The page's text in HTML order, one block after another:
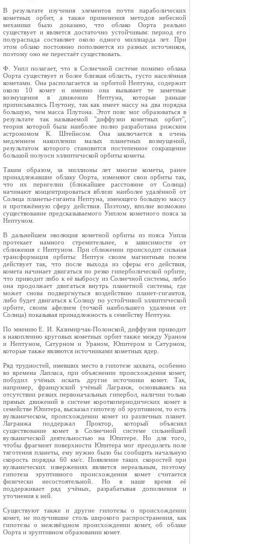
В результате изучения элементов почти параболических
кометных орбит, а также применения методов небесной
механики было доказано, что облако Оорта реально
существует и является достаточно устойчивым: период его
полураспада составляет около одного миллиарда лет. При
этом облако постоянно пополняется из разных источников,
поэтому оно не перестаёт существовать.
Ф. Уипл полагает, что в Солнечной системе помимо облака
Оорта существует и более близкая область, густо населённая
кометами. Она располагается за орбитой Нептуна, содержит
около 10 комет и именно она вызывает те заметные
возмущения в движении Нептуна, которые раньше
приписывались Плутону, так как имеет массу на два порядка
большую, чем масса Плутона. Этот пояс мог образоваться в
результате так называемой "диффузии кометных орбит",
теория которой была наиболее полно разработана рижским
астрономом К. Штейнсом. Она заключается в очень
медленном накоплении малых планетных возмущений,
результатом которого становится постепенное сокращение
большой полуоси эллиптической орбиты кометы.
Таким образом, за миллионы лет многие кометы, ранее
принадлежавшие облаку Оорта, изменяют свои орбиты так,
что их перигелии (ближайшее расстояние от Солнца)
начинают концентрироваться вблизи наиболее удалённой от
Солнца планеты-гиганта Нептуна, имеющего большую массу
и протяжённую сферу действия. Поэтому, вполне возможно
существование предсказываемого Уиплом кометного пояса за
Нептуном.
В дальнейшем эволюция кометной орбиты из пояса Уипла
протекает намного стремительнее, в зависимости от
сближения с Нептуном. При сближении происходит сильная
трансформация орбиты: Нептун своим магнитным полем
действует так, что после выхода из сферы его действия,
комета начинает двигаться по резко гиперболической орбите,
что приводит либо к её выбросу из Солнечной системы, либо
она продолжает двигаться внутрь планетной системы, где
может снова подвергнуться воздействию планет-гигантов,
либо будет двигаться к Солнцу по устойчивой эллиптической
орбите, своим афелием (точкой наибольшего удаления от
Солнца) показывая принадлежность к семейству Нептуна.
По мнению Е. И. Казимирчак-Полонской, диффузия приводит
к накоплению круговых кометных орбит также между Ураном
и Нептуном, Сатурном и Ураном, Юпитером и Сатурном,
которые также являются источниками кометных ядер.
Ряд трудностей, имевших место в гипотезе захвата, особенно
во времена Лапласа, при объяснении происхождения комет,
побудил учёных искать другие источники комет. Так,
например, французский учёный Лагранж, основываясь на
отсутствии резких первоначальных гипербол, наличии только
прямых движений в системе короткопериодических комет в
семействе Юпитера, высказал гипотезу об эруптивном, то есть
вулканическом, происхождении комет из различных планет.
Лагранжа поддержал Проктор, который объяснял
существование комет в Солнечной системе сильнейшей
вулканической деятельностью на Юпитере. Но для того,
чтобы фрагмент поверхности Юпитера мог преодолеть поле
тяготения планеты, ему нужно было бы сообщить начальную
скорость порядка 60 км/с. Появление таких скоростей при
вулканических извержениях является нереальным, поэтому
гипотеза эруптивного происхождения комет считается
физически несостоятельной. Но в наше время её
поддерживает ряд учёных, разрабатывая дополнения и
уточнения к ней.
Существуют также и другие гипотезы о происхождении
комет, не получившие столь широкого распространения, как
гипотезы о межзвёздном происхождении комет, об облаке
Оорта и эруптивном образовании комет.